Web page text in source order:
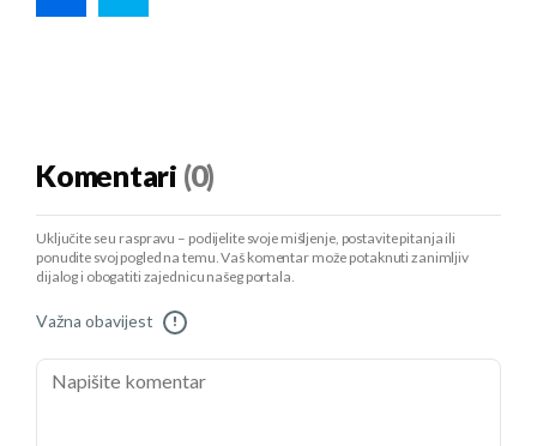
Komentari (0)
Uključite se u raspravu – podijelite svoje mišljenje, postavite pitanja ili
ponudite svoj pogled na temu. Vaš komentar može potaknuti zanimljiv
dijalog i obogatiti zajednicu našeg portala.
Važna obavijest !